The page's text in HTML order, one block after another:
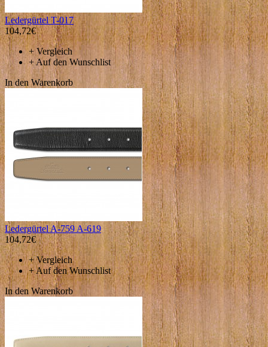
Ledergürtel T-017
104,72€
+Vergleich
+Auf den Wunschlist
In den Warenkorb
Ledergürtel A-759 A-619
104,72€
+Vergleich
+Auf den Wunschlist
In den Warenkorb